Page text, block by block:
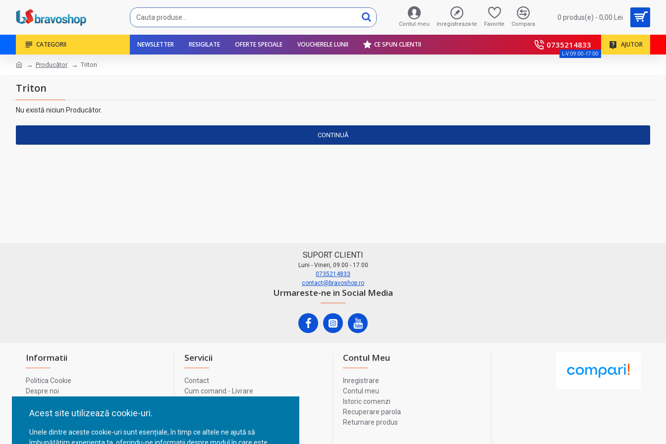
Acest site utilizează cookie-uri.
Unele dintre aceste cookie-uri sunt esențiale, în timp ce altele ne ajută să
Contul meu Inregistreaza-te Favorite Compara
0 produs(e) - 0,00 Lei
CATEGORII NEWSLETTER RESIGILATE OFERTE SPECIALE VOUCHERELE LUNII CE SPUN CLIENTII 0735214833
L-V:09:00-17:00
AJUTOR
Producător Triton
Triton
Nu există niciun Producător.
CONTINUĂ
SUPORT CLIENTI
Luni - Vineri, 09:00 - 17:00
0735214833
contact@bravoshop.ro
Urmareste-ne in Social Media
Informatii
Politica Cookie
Despre noi
Confidentialitate
GDPR - Datele tale
Servicii
Contact
Cum comand - Livrare
ANPC
Contul Meu
Inregistrare
Contul meu
Istoric comenzi
Recuperare parola
Returnare produs